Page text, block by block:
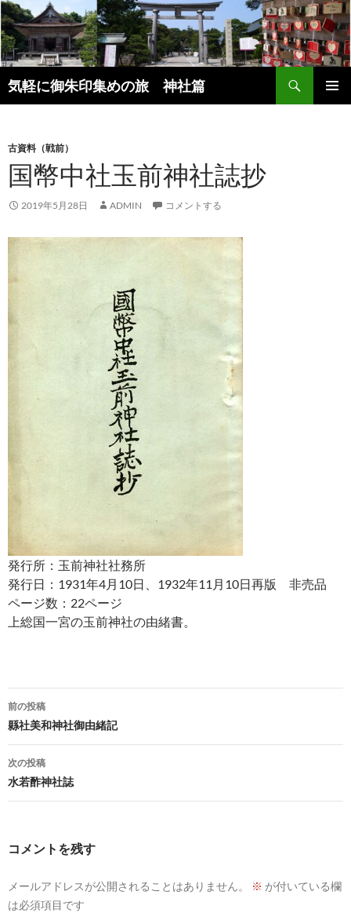
コ
ン
テ
ン
ツ
へ
気軽に御朱印集めの旅 神社篇
索
古資料（戦前）
国幣中社玉前神社誌抄
2019年5月28日 ADMIN コメントする
発行所：玉前神社社務所
発行日：1931年4月10日、1932年11月10日再版 非売品
ページ数：22ページ
上総国一宮の玉前神社の由緒書。
投
稿
ナ
ビ
ゲ
ョ
前の投稿
縣社美和神社御由緒記
次の投稿
水若酢神社誌
コメントを残す
メールアドレスが公開されることはありません。 ※ が付いている欄
は必須項目です